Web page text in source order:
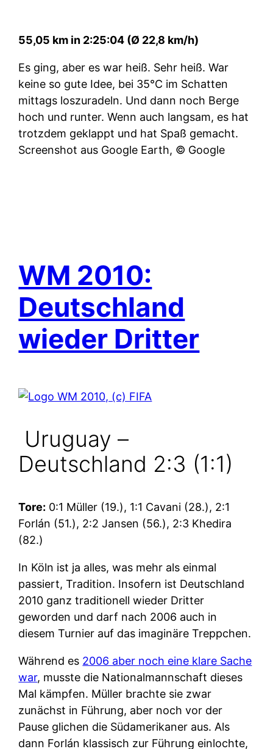
55,05 km in 2:25:04 (Ø 22,8 km/h)
Es ging, aber es war heiß. Sehr heiß. War
keine so gute Idee, bei 35°C im Schatten
mittags loszuradeln. Und dann noch Berge
hoch und runter. Wenn auch langsam, es hat
trotzdem geklappt und hat Spaß gemacht.
Screenshot aus Google Earth, © Google
WM 2010:
Deutschland
wieder Dritter
Uruguay –
Deutschland 2:3 (1:1)
Tore: 0:1 Müller (19.), 1:1 Cavani (28.), 2:1
Forlán (51.), 2:2 Jansen (56.), 2:3 Khedira
(82.)
In Köln ist ja alles, was mehr als einmal
passiert, Tradition. Insofern ist Deutschland
2010 ganz traditionell wieder Dritter
geworden und darf nach 2006 auch in
diesem Turnier auf das imaginäre Treppchen.
Während es 2006 aber noch eine klare Sache
war, musste die Nationalmannschaft dieses
Mal kämpfen. Müller brachte sie zwar
zunächst in Führung, aber noch vor der
Pause glichen die Südamerikaner aus. Als
dann Forlán klassisch zur Führung einlochte,